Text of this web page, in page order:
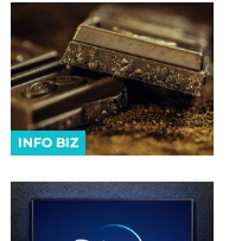
INFO BIZ